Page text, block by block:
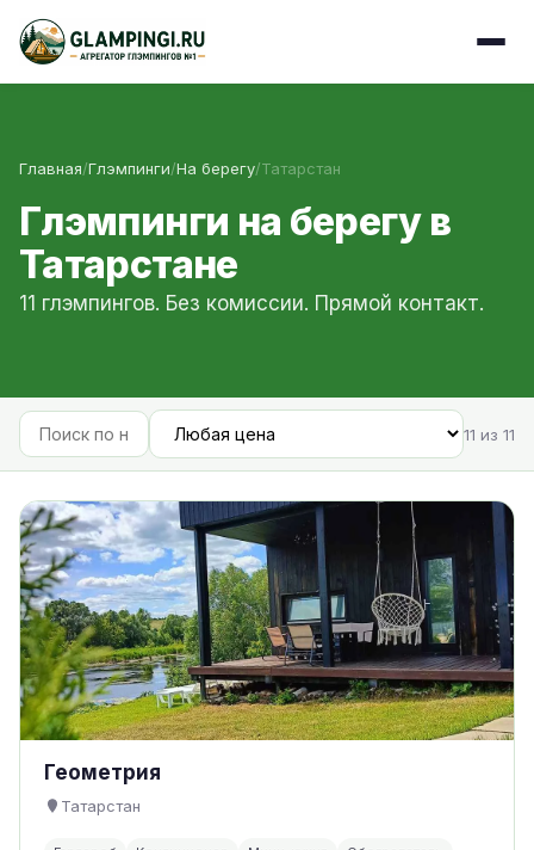
Главная/Глэмпинги/На берегу/Татарстан
Глэмпинги на берегу в
Татарстане
11 глэмпингов. Без комиссии. Прямой контакт.
11 из 11
Геометрия
Татарстан